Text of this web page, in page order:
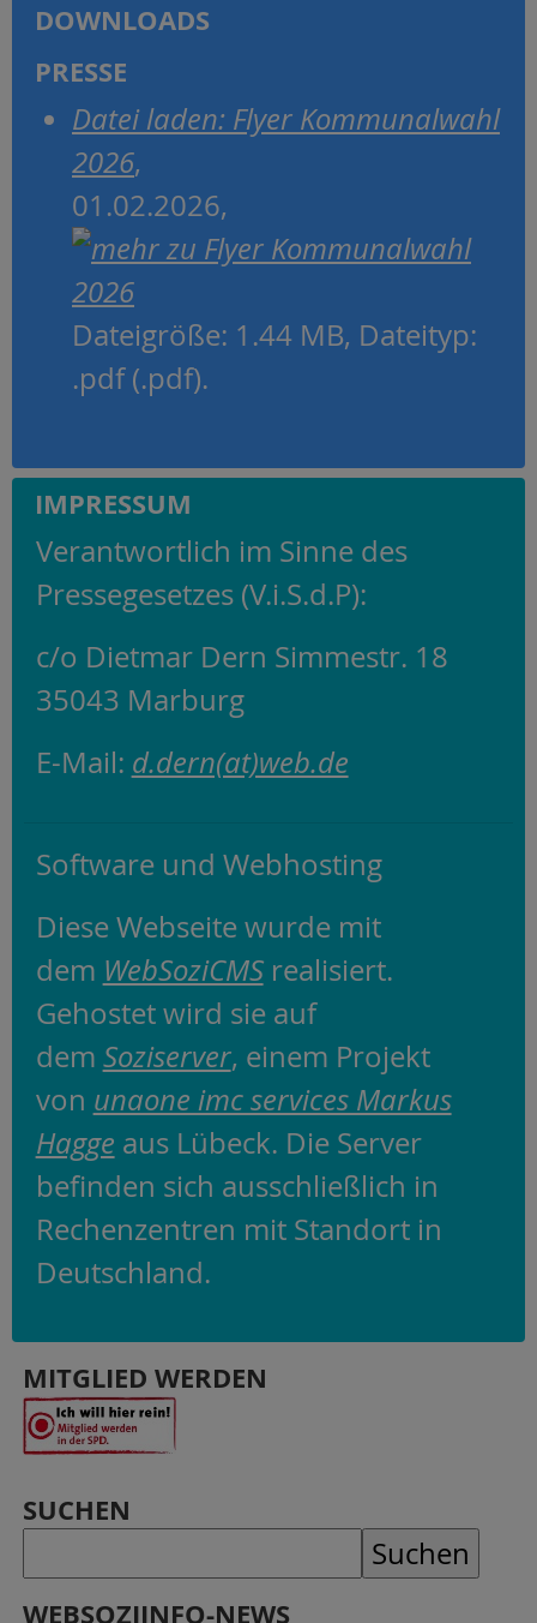
DOWNLOADS
PRESSE
Datei laden: Flyer Kommunalwahl
2026,
01.02.2026,
Dateigröße: 1.44 MB, Dateityp:
.pdf (.pdf).
IMPRESSUM
Verantwortlich im Sinne des
Pressegesetzes (V.i.S.d.P):
c/o Dietmar Dern Simmestr. 18
35043 Marburg
E-Mail: d.dern(at)web.de
Software und Webhosting
Diese Webseite wurde mit
dem WebSoziCMSrealisiert.
Gehostet wird sie auf
dem Soziserver, einem Projekt
von unaone imc services Markus
Hagge aus Lübeck. Die Server
befinden sich ausschließlich in
Rechenzentren mit Standort in
Deutschland.
MITGLIED WERDEN
SUCHEN
WEBSOZIINFO-NEWS